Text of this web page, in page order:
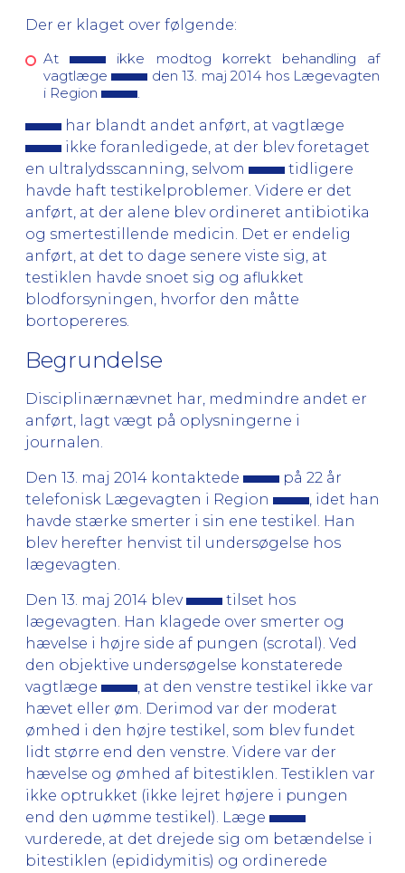
Der er klaget over følgende:
At
ikke modtog korrekt behandling af
vagtlæge
den 13. maj 2014 hos Lægevagten
i Region
har blandt andet anført, at vagtlæge
ikke foranledigede, at der blev foretaget
en ultralydsscanning, selvom
tidligere
havde haft testikelproblemer. Videre er det
anført, at der alene blev ordineret antibiotika
og smertestillende medicin. Det er endelig
anført, at det to dage senere viste sig, at
testiklen havde snoet sig og aflukket
blodforsyningen, hvorfor den måtte
bortopereres.
Begrundelse
Disciplinærnævnet har, medmindre andet er
anført, lagt vægt på oplysningerne i
journalen.
Den 13. maj 2014 kontaktede
på 22 år
telefonisk Lægevagten i Region
, idet han
havde stærke smerter i sin ene testikel. Han
blev herefter henvist til undersøgelse hos
lægevagten.
Den 13. maj 2014 blev
tilset hos
lægevagten. Han klagede over smerter og
hævelse i højre side af pungen (scrotal). Ved
den objektive undersøgelse konstaterede
vagtlæge
, at den venstre testikel ikke var
hævet eller øm. Derimod var der moderat
ømhed i den højre testikel, som blev fundet
lidt større end den venstre. Videre var der
hævelse og ømhed af bitestiklen. Testiklen var
ikke optrukket (ikke lejret højere i pungen
end den uømme testikel). Læge
vurderede, at det drejede sig om betændelse i
bitestiklen (epididymitis) og ordinerede